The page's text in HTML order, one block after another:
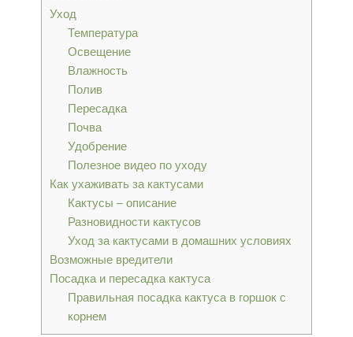
Уход
Температура
Освещение
Влажность
Полив
Пересадка
Почва
Удобрение
Полезное видео по уходу
Как ухаживать за кактусами
Кактусы – описание
Разновидности кактусов
Уход за кактусами в домашних условиях
Возможные вредители
Посадка и пересадка кактуса
Правильная посадка кактуса в горшок с
корнем